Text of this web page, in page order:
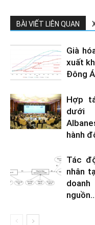
BÀI VIẾT LIÊN QUAN
Già
xuất
Đông
Hợp
dưới
hành
Tác
nhân